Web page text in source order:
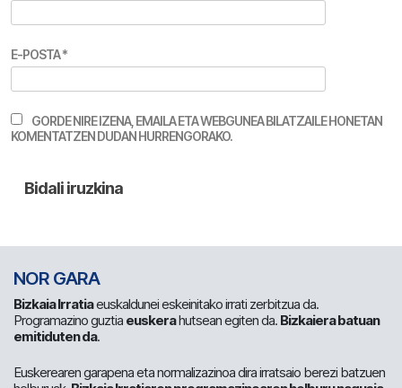
E-POSTA*
GORDE NIRE IZENA, EMAILA ETA WEBGUNEA BILATZAILE HONETAN
KOMENTATZEN DUDAN HURRENGORAKO.
NOR GARA
Bizkaia Irratiaeuskaldunei eskeinitako irrati zerbitzua da.
Programazino guztia euskerahutsean egiten da. Bizkaiera batuan
emitiduten da.
Euskerearen garapena eta normalizazinoa dira irratsaio berezi batzuen